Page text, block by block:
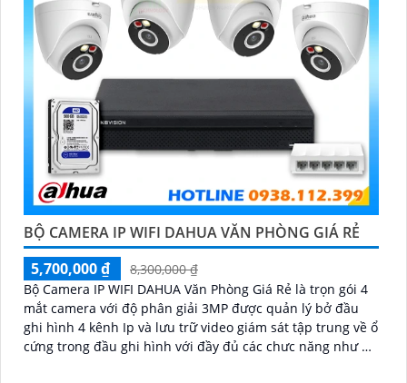
BỘ CAMERA IP WIFI DAHUA VĂN PHÒNG GIÁ RẺ
5,700,000 ₫
8,300,000 ₫
Bộ Camera IP WIFI DAHUA Văn Phòng Giá Rẻ là trọn gói 4
mắt camera với độ phân giải 3MP được quản lý bở đầu
ghi hình 4 kênh Ip và lưu trữ video giám sát tập trung về ổ
cứng trong đầu ghi hình với đầy đủ các chưc năng như AI